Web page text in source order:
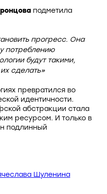
подметила
прогресс. Она
потреблению
будут такими,
сделать»
превратился во
идентичности.
абстракции стала
ресурсом. И только в
подлинный
Шуленина